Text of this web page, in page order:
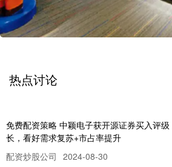
热点讨论
免费配资策略 中颖电子获开源证券买入评
长，看好需求复苏+市占率提升
配资炒股公司 2024-08-30